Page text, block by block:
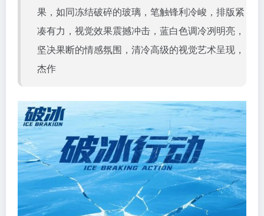
果，如同冻结破碎的玻璃，笔触锋利冷峻，排版紧
凑有力，视觉效果震撼冲击，蓝白色调冷冽明亮，
坚决果断的情感氛围，清冷高级的视觉艺术呈现，
杰作